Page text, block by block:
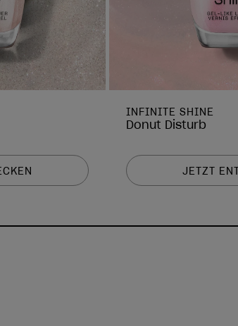
INFINITE SHINE
Donut Disturb
JETZT